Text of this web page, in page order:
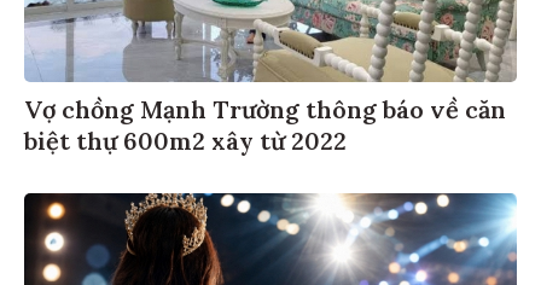
Vợ chồng Mạnh Trường thông báo về căn
biệt thự 600m2 xây từ 2022